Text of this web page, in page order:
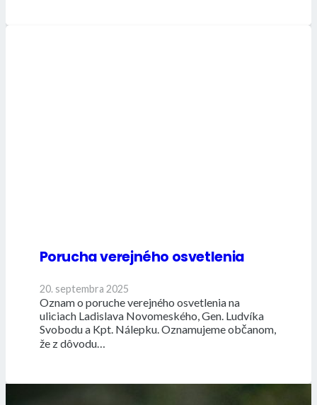
Porucha verejného osvetlenia
20. septembra 2025
Oznam o poruche verejného osvetlenia na
uliciach Ladislava Novomeského, Gen. Ludvíka
Svobodu a Kpt. Nálepku. Oznamujeme občanom,
že z dôvodu…